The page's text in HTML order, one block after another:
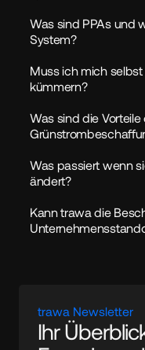
Was sind PPAs und
System?
Muss ich mich
kümmern?
Was sind die
Was passiert wenn
ändert?
Kann trawa die
trawa Newsletter
Ihr